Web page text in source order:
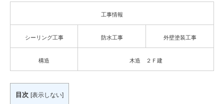
工事情報
シーリング工事 防水工事 外壁塗装工事
構造 木造 ２Ｆ建
目次 [表示しない]